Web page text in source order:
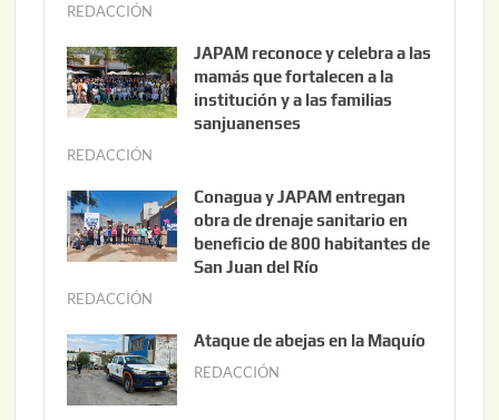
REDACCIÓN
o
s
t
,
2
0
JAPAM reconoce y celebra a las
mamás que fortalecen a la
institución y a las familias
sanjuanenses
REDACCIÓN
n
i
o
,
2
0
Conagua y JAPAM entregan
obra de drenaje sanitario en
beneficio de 800 habitantes de
San Juan del Río
REDACCIÓN
n
i
o
Ataque de abejas en la Maquío
REDACCIÓN